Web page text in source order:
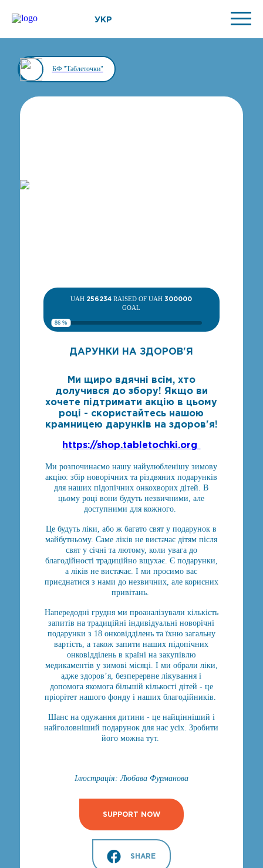
УКР
БФ "Таблеточки"
UAH 256234 RAISED OF UAH300000
GOAL
86 %
ДАРУНКИ НА ЗДОРОВ'Я
Ми щиро вдячні всім, хто
долучився до збору! Якщо ви
хочете підтримати акцію в цьому
році - скористайтесь нашою
крамницею дарунків на здоров'я!
https://shop.tabletochki.org
Ми розпочинаємо нашу найулюбленішу зимову
акцію: збір новорічних та різдвяних подарунків
для наших підопічних онкохворих дітей. В
цьому році вони будуть незвичними, але
доступними для кожного.
Це будуть ліки, або ж багато свят у подарунок в
майбутньому. Саме ліків не вистачає дітям після
свят у січні та лютому, коли увага до
благодійності традиційно вщухає. Є подарунки,
а ліків не вистачає. І ми просимо вас
приєднатися з нами до незвичних, але корисних
привітань.
Напередодні грудня ми проаналізували кількість
запитів на традиційні індивідуальні новорічні
подарунки з 18 онковідділень та їхню загальну
вартість, а також запити наших підопічних
онковідділень в країні на закупівлю
медикаментів у зимові місяці. І ми обрали ліки,
адже здоров’я, безперервне лікування і
допомога якомога більшій кількості дітей - це
пріорітет нашого фонду і наших благодійників.
Шанс на одужання дитини - це найцінніший і
найголовніший подарунок для нас усіх. Зробити
його можна тут.
Ілюстрація: Любава Фурманова
SUPPORT NOW
SHARE